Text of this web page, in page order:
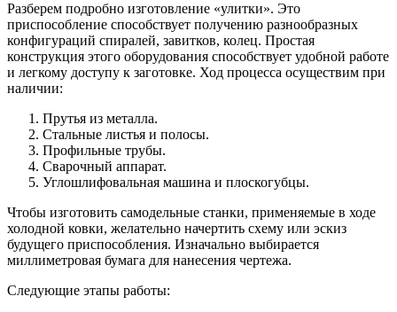
Разберем подробно изготовление «улитки». Это
приспособление способствует получению разнообразных
конфигураций спиралей, завитков, колец. Простая
конструкция этого оборудования способствует удобной работе
и легкому доступу к заготовке. Ход процесса осуществим при
наличии:
Прутья из металла.
Стальные листья и полосы.
Профильные трубы.
Сварочный аппарат.
Углошлифовальная машина и плоскогубцы.
Чтобы изготовить самодельные станки, применяемые в ходе
холодной ковки, желательно начертить схему или эскиз
будущего приспособления. Изначально выбирается
миллиметровая бумага для нанесения чертежа.
Следующие этапы работы: